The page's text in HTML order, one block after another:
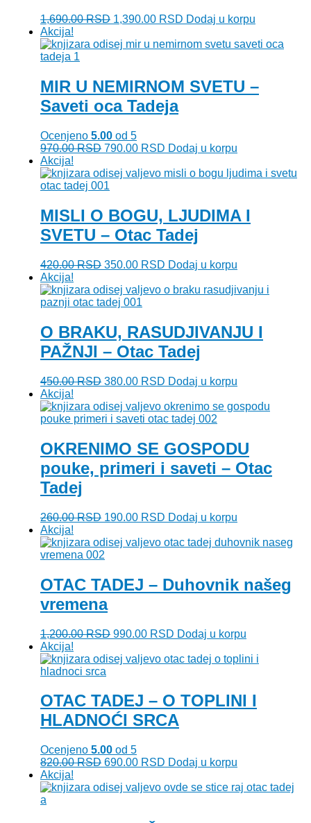
1,690.00RSD Originalna
je
1,390.00 RSD Trenutna
je:
Dodaj u korpu
Akcija!
MIR U NEMIRNOM SVETU –
Saveti oca Tadeja
Ocenjeno 5.00 od 5
970.00RSD Originalna
je
bila:
790.00 RSD Trenutna
je:
Dodaj u korpu
Akcija!
MISLI O BOGU, LJUDIMA I
SVETU – Otac Tadej
420.00RSD Originalna
je
bila:
350.00 RSD Trenutna
je:
Dodaj u korpu
Akcija!
O BRAKU, RASUDJIVANJU I
PAŽNJI – Otac Tadej
450.00RSD Originalna
je
bila:
380.00 RSD Trenutna
je:
380.00 RSD.
Dodaj u korpu
Akcija!
OKRENIMO SE GOSPODU
pouke, primeri i saveti – Otac
Tadej
260.00RSD Originalna
je
bila:
190.00 RSD Trenutna
je:
Dodaj u korpu
Akcija!
OTAC TADEJ – Duhovnik našeg
vremena
1,200.00RSD Originalna
je
990.00 RSD Trenutna
je:
Dodaj u korpu
Akcija!
OTAC TADEJ – O TOPLINI I
HLADNOĆI SRCA
Ocenjeno 5.00 od 5
820.00RSD Originalna
je
690.00 RSD Trenutna
je:
Dodaj u korpu
Akcija!